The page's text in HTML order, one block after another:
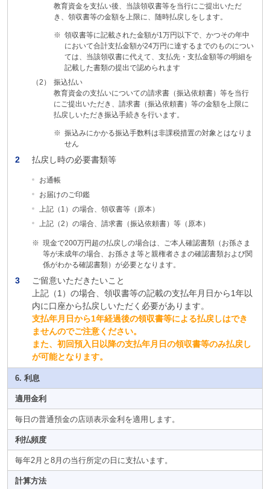
教育資金を支払い後、当該領収書等を当行にご提出いただ
き、領収書等の金額を上限に、随時払戻しをします。
※ 領収書等に記載された金額が1万円以下で、かつその年中
において合計支払金額が24万円に達するまでのものについ
ては、当該領収書に代えて、支払先・支払金額等の明細を
記載した書類の提出で認められます
（2）
振込払い
教育資金の支払いについての請求書（振込依頼書）等を当行
にご提出いただき、請求書（振込依頼書）等の金額を上限に
払戻しいただき振込手続きを行います。
※ 振込みにかかる振込手数料は非課税措置の対象とはなりま
せん
2 払戻し時の必要書類等
お通帳
お届けのご印鑑
上記（1）の場合、領収書等（原本）
上記（2）の場合、請求書（振込依頼書）等（原本）
※ 現金で200万円超の払戻しの場合は、ご本人確認書類（お孫さま
等が未成年の場合、お孫さま等と親権者さまの確認書類および関
係がわかる確認書類）が必要となります。
3
ご留意いただきたいこと
上記（1）の場合、領収書等の記載の支払年月日から1年以
内に口座から払戻しいただく必要があります。
支払年月日から1年経過後の領収書等による払戻しはでき
ませんのでご注意ください。
また、初回預入日以降の支払年月日の領収書等のみ払戻し
が可能となります。
6. 利息
適用金利
毎日の普通預金の店頭表示金利を適用します。
利払頻度
毎年2月と8月の当行所定の日に支払います。
計算方法